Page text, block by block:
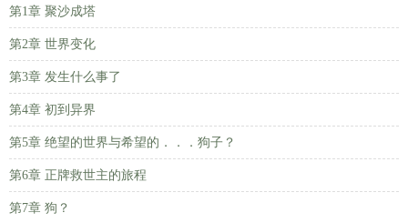
第1章 聚沙成塔
第2章 世界变化
第3章 发生什么事了
第4章 初到异界
第5章 绝望的世界与希望的．．．狗子？
第6章 正牌救世主的旅程
第7章 狗？